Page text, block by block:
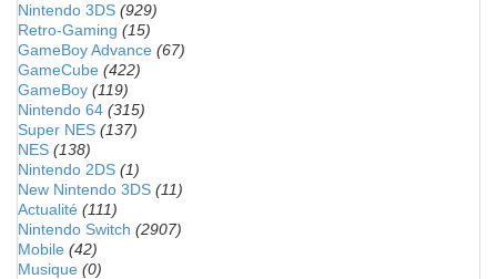
Nintendo 3DS (929)
Retro-Gaming (15)
GameBoy Advance (67)
GameCube (422)
GameBoy (119)
Nintendo 64 (315)
Super NES (137)
NES (138)
Nintendo 2DS (1)
New Nintendo 3DS (11)
Actualité (111)
Nintendo Switch (2907)
Mobile (42)
Musique (0)